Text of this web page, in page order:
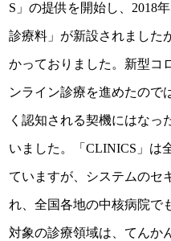
S」の提供を開始し、2018
診療料」が新設されました
かっておりました。新型コ
ンライン診療を進めたので
く認知される契機にはなっ
いました。「CLINICS」は
ていますが、システムのセ
れ、全国各地の中核病院で
対象の診療領域は、てんか